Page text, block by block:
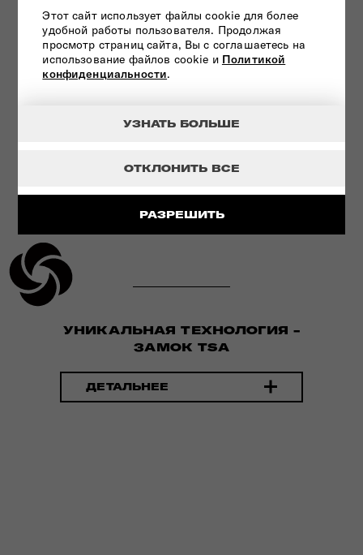
Этот сайт использует файлы cookie для более
удобной работы пользователя. Продолжая
просмотр страниц сайта, Вы с соглашаетесь на
использование файлов cookie и Политикой
конфиденциальности.
РАЗРЕШИТЬ
ОТКЛОНИТЬ ВСЕ
УЗНАТЬ БОЛЬШЕ
ИННОВАЦИОННАЯ ТЕХНОЛОГИЯ
СМОТРЕТЬ
УНИКАЛЬНАЯ ТЕХНОЛОГИЯ -
ЗАМОК TSA
ДЕТАЛЬНЕЕ